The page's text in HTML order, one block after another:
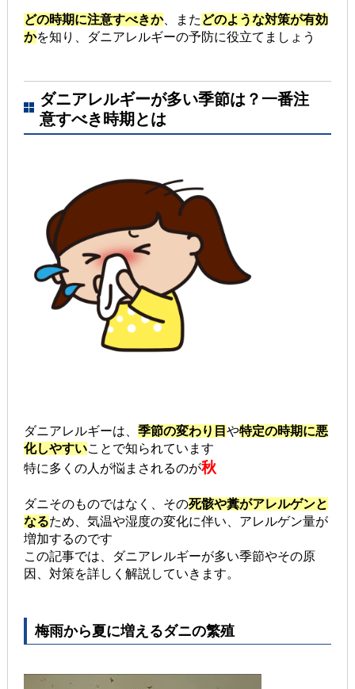
どの時期に注意すべきか、また どのような対策が有効
かを知り、ダニアレルギーの予防に役立てましょう
ダニアレルギーが多い季節は？一番注
意すべき時期とは
ダニアレルギーは、 季節の変わり目 や特定の時期に悪
化しやすいことで知られています
特に多くの人が悩まされるのが秋
ダニそのものではなく、その死骸や糞がアレルゲンと
なるため、気温や湿度の変化に伴い、アレルゲン量が
増加するのです
この記事では、ダニアレルギーが多い季節やその原
因、対策を詳しく解説していきます。
梅雨から夏に増えるダニの繁殖